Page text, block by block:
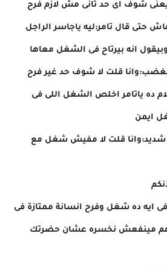
شوف اى حد تانى مش لازم فرح
حتى قال تامر:ليه ياجاسر الراجل
انه بيرتاح فى الشغل معاها
قلت لا شوف حد غير فرح
ده ياتامر اخلص الشغل اللى فى
ايمن
شديد:وانا قلت لا مفيش شغل مع
ايه ده شغل وفرح انسانة ممتازة فى
مينفعش نخسره عشان حضرتك